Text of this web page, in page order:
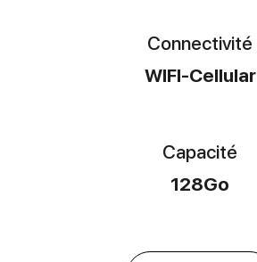
Connectivité
WIFI-Cellular
Capacité
128Go